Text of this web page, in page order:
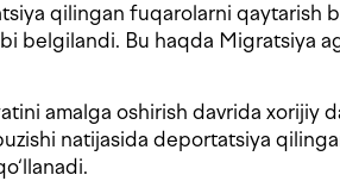
qilingan fuqarolarni qaytarish
belgilandi. Bu haqda Migratsiya
amalga oshirish davrida xorijiy
natijasida deportatsiya